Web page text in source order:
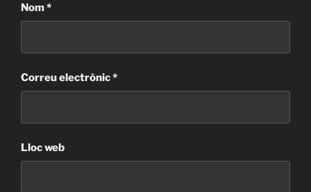
Nom*
Correu electrònic*
Lloc web